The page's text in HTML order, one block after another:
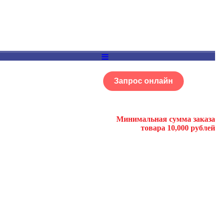
Запрос онлайн
Минимальная сумма заказа
товара 10,000 рублей